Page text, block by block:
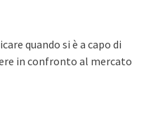
quando si è a capo di
in confronto al mercato